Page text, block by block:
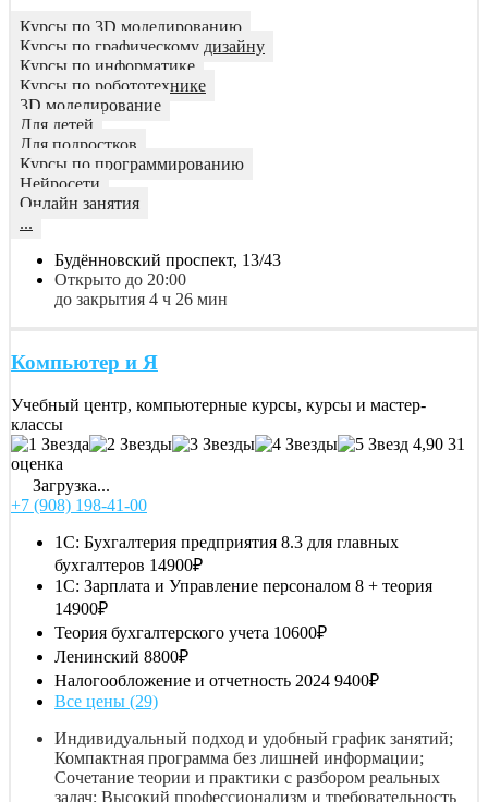
Курсы по 3D моделированию
Курсы по графическому дизайну
Курсы по информатике
Курсы по робототехнике
3D моделирование
Для детей
Для подростков
Курсы по программированию
Нейросети
Онлайн занятия
...
Будённовский проспект, 13/43
Открыто до 20:00
до закрытия 4 ч 26 мин
Компьютер и Я
Учебный центр, компьютерные курсы, курсы и мастер-
классы
4,90 31
оценка
Загрузка...
+7 (908) 198-41-00
1С: Бухгалтерия предприятия 8.3 для главных
бухгалтеров 14900₽
1С: Зарплата и Управление персоналом 8 + теория
14900₽
Теория бухгалтерского учета 10600₽
Ленинский 8800₽
Налогообложение и отчетность 2024 9400₽
Все цены (29)
Индивидуальный подход и удобный график занятий;
Компактная программа без лишней информации;
Сочетание теории и практики с разбором реальных
задач; Высокий профессионализм и требовательность